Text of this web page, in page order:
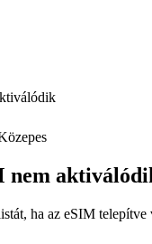
nem
ha az eSIM